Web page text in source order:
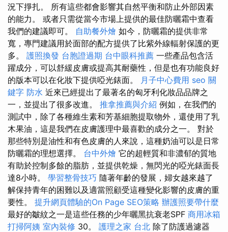
況下掙扎。 所有這些都會影響其自然平衡和防止外部因素
的能力。 或者只需從當今市場上提供的最佳防曬霜中查看
我們的建議即可。 自助餐外燴 如今，防曬霜的提供非常
寬，專門建議用於面部的配方提供了比紫外線輻射保護的更
多。 護照換發 台胞證過期 台中眼科推薦 一些產品包含活
躍成分，可以舒緩皮膚或提高其耐藥性，但是也有功能良好
的版本可以在化妝下提供啞光錶面。 月子中心費用 seo 關
鍵字 防水 近來已經提出了最著名的匈牙利化妝品品牌之
一，並提出了很多改進。 推拿推薦與介紹 例如，在我們的
測試中，除了各種維生素和芳基細胞提取物外，還使用了乳
木果油，這是我們在皮膚護理中最喜歡的成分之一。 對於
那些特別是油性和有色皮膚的人來說，這種奶油可以是日常
防曬霜的理想選擇。 台中外燴 它的超輕質和非濃郁的質地
有助於控制多餘的脂肪，並提供乾燥，無閃光的啞光錶面長
達8小時。 學習整骨技巧 隨著年齡的發展，婦女越來越了
解保持青年的困難以及適當照顧受這種變化影響的皮膚的重
要性。 提升網頁體驗的On Page SEO策略 辦護照要帶什麼
最好的皺紋之一是這些任務的少年曬黑抗衰老SPF 商用冰箱
打掃阿姨 室內裝修 30。 護理之家 台北 除了防護過濾器